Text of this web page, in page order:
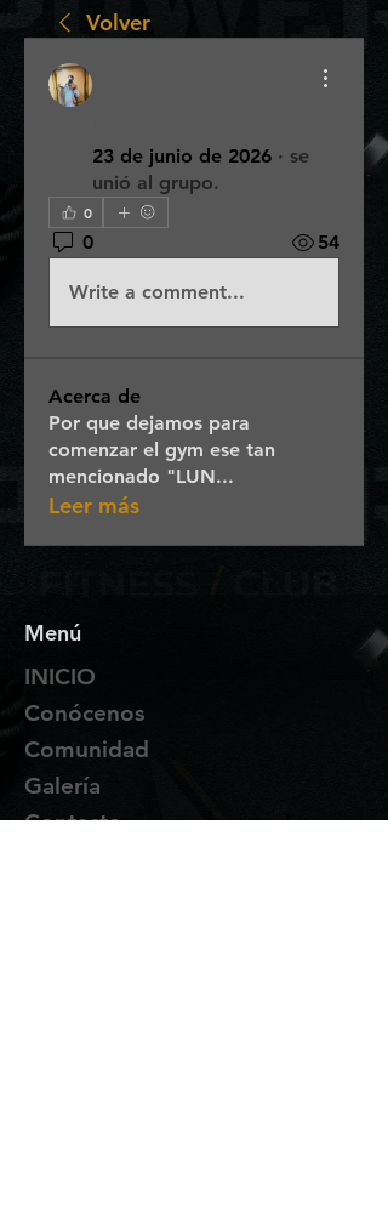
Volver
23 de junio de 2026 · se
unió al grupo.
0
0 54
Write a comment...
Acerca de
Por que dejamos para
comenzar el gym ese tan
mencionado "LUN...
Leer más
Menú
INICIO
Conócenos
Comunidad
Galería
Contacto